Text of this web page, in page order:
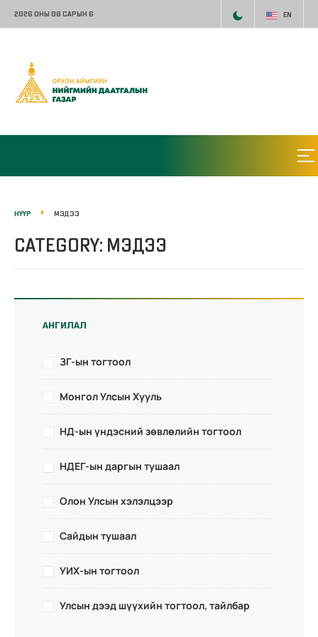
2026 ОНЫ 08 САРЫН 6 EN
НҮҮР МЭДЭЭ
CATEGORY: МЭДЭЭ
АНГИЛАЛ
ЗГ-ын тогтоол
Монгол Улсын Хууль
НД-ын үндэсний зөвлөлийн тогтоол
НДЕГ-ын даргын тушаал
Олон Улсын хэлэлцээр
Сайдын тушаал
УИХ-ын тогтоол
Улсын дээд шүүхийн тогтоол, тайлбар